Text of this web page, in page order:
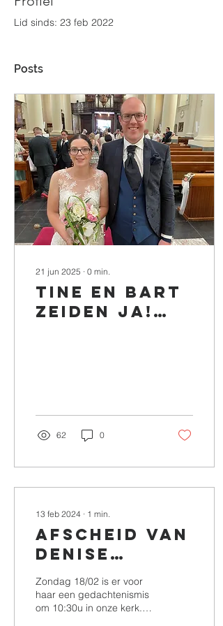
Lid sinds: 23 feb 2022
Posts
21 jun 2025 ∙ 0 min.
Tine en Bart
zeiden Ja!
62 0
13 feb 2024 ∙ 1 min.
Afscheid van
Denise
Diricks,
moeder van
priester
Zondag 18/02 is er voor
haar een gedachtenismis
om 10:30u in onze kerk.